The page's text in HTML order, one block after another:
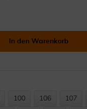
In den Warenkorb
100 106 107